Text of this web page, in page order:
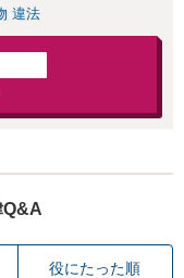
違法
Q&A
役にたった順